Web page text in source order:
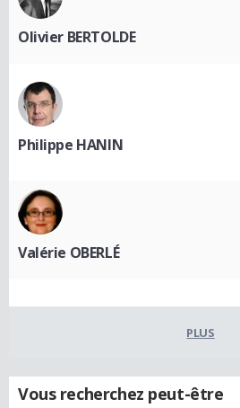
Olivier BERTOLDE
Philippe HANIN
Valérie OBERLÉ
PLUS
Vous recherchez peut-être